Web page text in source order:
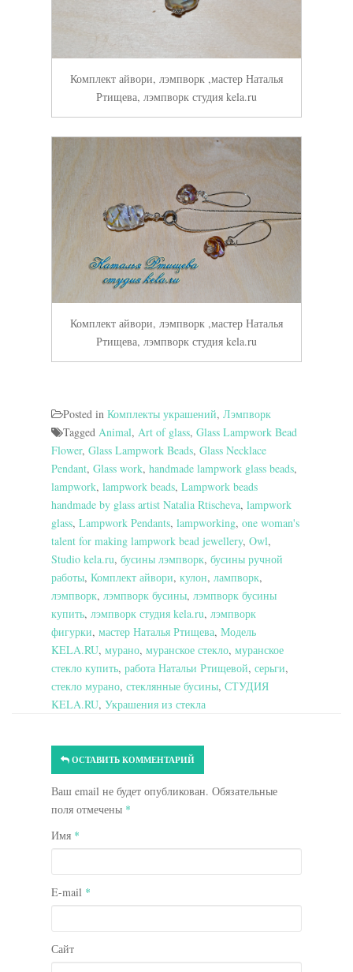
Комплект айвори, лэмпворк ,мастер Наталья
Ртищева, лэмпворк студия kela.ru
Комплект айвори, лэмпворк ,мастер Наталья
Ртищева, лэмпворк студия kela.ru
Posted in Комплекты украшений, Лэмпворк
Tagged Animal, Art of glass, Glass Lampwork Bead
Flower, Glass Lampwork Beads, Glass Necklace
Pendant, Glass work, handmade lampwork glass beads,
lampwork, lampwork beads, Lampwork beads
handmade by glass artist Natalia Rtischeva, lampwork
glass, Lampwork Pendants, lampworking, one woman's
talent for making lampwork bead jewellery, Owl,
Studio kela.ru, бусины лэмпворк, бусины ручной
работы, Комплект айвори, кулон, лампворк,
лэмпворк, лэмпворк бусины, лэмпворк бусины
купить, лэмпворк студия kela.ru, лэмпворк
фигурки, мастер Наталья Ртищева, Модель
KELA.RU, мурано, муранское стекло, муранское
стекло купить, работа Натальи Ртищевой, серьги,
стекло мурано, стеклянные бусины, СТУДИЯ
KELA.RU, Украшения из стекла
ОСТАВИТЬ КОММЕНТАРИЙ
Ваш email не будет опубликован. Обязательные
поля отмечены *
Имя *
E-mail *
Сайт